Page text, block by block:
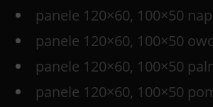
panele 120×60, 100×50
panele 120×60, 100×50
panele 120×60, 100×50
panele 120×60, 100×50